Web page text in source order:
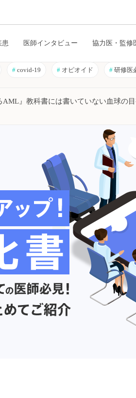
患 医師インタビュー 協力医・監修
# covid-19 # オピオイド # 研修医
AML』教科書には書いていない血球の